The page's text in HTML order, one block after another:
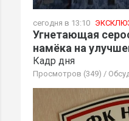
сегодня в 13:10
Угнетающая
намёка на
Кадр дня
Просмотров (349) /